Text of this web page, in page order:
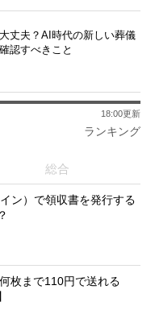
丈夫？AI時代の新しい葬儀
認すべきこと
ランキング
18:00更新
総合
ン）で領収書を発行する
枚まで110円で送れる